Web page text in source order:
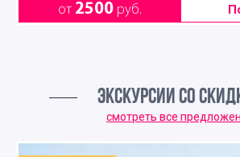
от 2500руб.
ЭКСКУРСИИ СО
смотреть все